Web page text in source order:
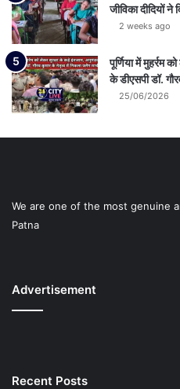
जीविका दीदियों ने
2 weeks ago
पूर्णिया में
के डीएसपी डॉ.
25/06/2026
We are one of the most genuine
Patna
Advertisement
Recent Posts